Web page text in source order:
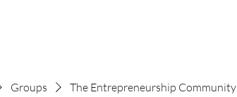
Groups The Entrepreneurship Community